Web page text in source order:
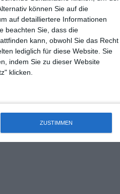
können Sie auf die
auf detailliertere Informationen
beachten Sie, dass die
kann, obwohl Sie das Recht
lediglich für diese Website. Sie
indem Sie zu dieser Website
klicken.
ZUSTIMMEN
aber
Optik
nicht